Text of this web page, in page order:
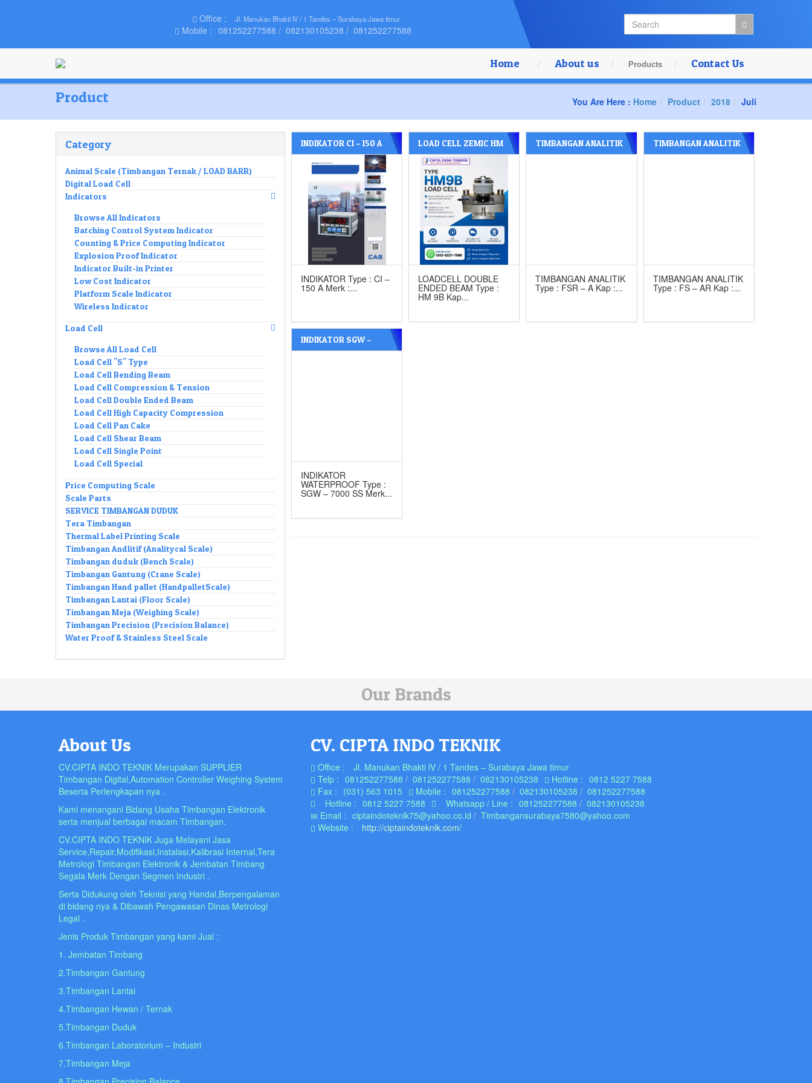
Office : Jl. Manukan Bhakti lV / 1 Tandes – Surabaya Jawa timur
Mobile : 081252277588 082130105238 081252277588
Home About us Products Contact Us
Product You Are Here : Home Product 2018 Juli
INDIKATOR CI – 150 A
MERK CAS
INDIKATOR Type : CI –
150 A Merk :...
LOAD CELL ZEMIC HM
9B 40 TON
LOADCELL DOUBLE
ENDED BEAM Type :
HM 9B Kap...
TIMBANGAN ANALITIK
MERK FUJITSU
TIMBANGAN ANALITIK
Type : FSR – A Kap :...
TIMBANGAN ANALITIK
FUJITSU 210 X 0.1 Mg
TIMBANGAN ANALITIK
Type : FS – AR Kap :...
INDIKATOR SGW –
7000 SS MERK GSC
INDIKATOR
WATERPROOF Type :
SGW – 7000 SS Merk...
Category
Animal Scale (Timbangan Ternak / LOAD BARR)
Digital Load Cell
Indicators
Browse All Indicators
Batching Control System Indicator
Counting & Price Computing Indicator
Explosion Proof Indicator
Indicator Built-in Printer
Low Cost Indicator
Platform Scale Indicator
Wireless Indicator
Load Cell
Browse All Load Cell
Load Cell "S" Type
Load Cell Bending Beam
Load Cell Compression & Tension
Load Cell Double Ended Beam
Load Cell High Capacity Compression
Load Cell Pan Cake
Load Cell Shear Beam
Load Cell Single Point
Load Cell Special
Price Computing Scale
Scale Parts
SERVICE TIMBANGAN DUDUK
Tera Timbangan
Thermal Label Printing Scale
Timbangan Andlitif (Analitycal Scale)
Timbangan duduk (Bench Scale)
Timbangan Gantung (Crane Scale)
Timbangan Hand pallet (HandpalletScale)
Timbangan Lantai (Floor Scale)
Timbangan Meja (Weighing Scale)
Timbangan Precision (Precision Balance)
Water Proof & Stainless Steel Scale
Our Brands
About Us
CV.CIPTA INDO TEKNIK Merupakan SUPPLIER
Timbangan Digital,Automation Controller Weighing System
Beserta Perlengkapan nya .
Kami menangani Bidang Usaha Timbangan Elektronik
serta menjual berbagai macam Timbangan.
CV.CIPTA INDO TEKNIK Juga Melayani Jasa
Service,Repair,Modifikasi,Instalasi,Kalibrasi Internal,Tera
Metrologi Timbangan Elektronik & Jembatan Timbang
Segala Merk Dengan Segmen Industri .
Serta Didukung oleh Teknisi yang Handal,Berpengalaman
di bidang nya & Dibawah Pengawasan Dinas Metrologi
Legal .
Jenis Produk Timbangan yang kami Jual :
1. Jembatan Timbang
2.Timbangan Gantung
3.Timbangan Lantai
4.Timbangan Hewan / Ternak
5.Timbangan Duduk
6.Timbangan Laboratorium – Industri
7.Timbangan Meja
CV. CIPTA INDO TEKNIK
Office :
Jl. Manukan Bhakti lV / 1 Tandes – Surabaya Jawa timur
Telp : 081252277588 081252277588 082130105238 Hotline : 0812 5227 7588
Fax : (031) 563 1015 Mobile : 081252277588 082130105238
081252277588
Hotline : 0812 5227 7588 Whatsapp / Line : 081252277588
082130105238
Email : ciptaindoteknik75@yahoo.co.id
Timbangansurabaya7580@yahoo.com
Website :
http://ciptaindoteknik.com/